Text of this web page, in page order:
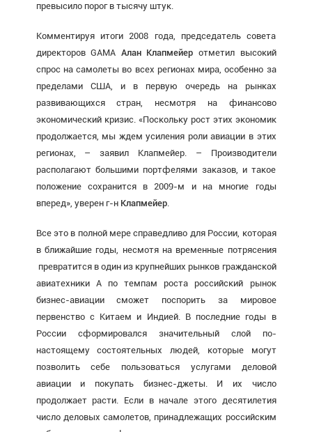
превысило порог в тысячу штук.
Комментируя итоги 2008 года, председатель совета
директоров GAMA Алан Клапмейер отметил высокий
спрос на самолеты во всех регионах мира, особенно за
пределами США, и в первую очередь на рынках
развивающихся стран, несмотря на финансово
экономический кризис. «Поскольку рост этих экономик
продолжается, мы ждем усиления роли авиации в этих
регионах, – заявил Клапмейер. – Производители
располагают большими портфелями заказов, и такое
положение сохранится в 2009-м и на многие годы
вперед», уверен г-н Клапмейер.
Все это в полной мере справедливо для России, которая
в ближайшие годы, несмотя на временные потрясения
превратится в один из крупнейших рынков гражданской
авиатехники А по темпам роста российский рынок
бизнес-авиации сможет поспорить за мировое
первенство с Китаем и Индией. В последние годы в
России сформировался значительный слой по-
настоящему состоятельных людей, которые могут
позволить себе пользоваться услугами деловой
авиации и покупать бизнес-джеты. И их число
продолжает расти. Если в начале этого десятилетия
число деловых самолетов, принадлежащих российским